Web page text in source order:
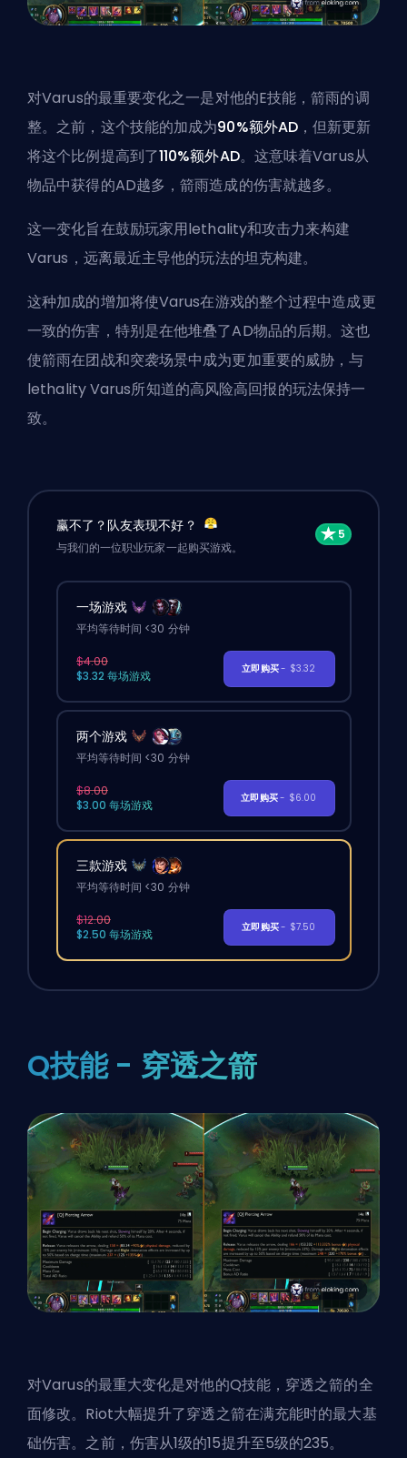
对Varus的最重要变化之一是对他的E技能，箭雨的调
整。之前，这个技能的加成为90%额外AD ，但新更新
将这个比例提高到了110%额外AD。这意味着Varus从
物品中获得的AD越多，箭雨造成的伤害就越多。
这一变化旨在鼓励玩家用lethality和攻击力来构建
Varus，远离最近主导他的玩法的坦克构建。
这种加成的增加将使Varus在游戏的整个过程中造成更
一致的伤害，特别是在他堆叠了AD物品的后期。这也
使箭雨在团战和突袭场景中成为更加重要的威胁，与
lethality Varus所知道的高风险高回报的玩法保持一
致。
赢不了？队友表现不好？
与我们的一位职业玩家一起购买游戏。
一场游戏
平均等待时间 <30 分钟
$4.00
$3.32 每场游戏
立即购买- $3.32
两个游戏
平均等待时间 <30 分钟
$8.00
$3.00 每场游戏
立即购买- $6.00
三款游戏
平均等待时间 <30 分钟
$12.00
$2.50 每场游戏
立即购买- $7.50
Q技能 - 穿透之箭
对Varus的最重大变化是对他的Q技能，穿透之箭的全
面修改。Riot大幅提升了穿透之箭在满充能时的最大基
础伤害。之前，伤害从1级的15提升至5级的235。